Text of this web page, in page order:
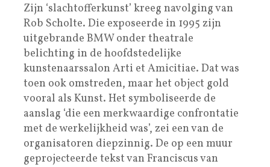
Zijn ‘slachtofferkunst’ kreeg navolging van
Rob Scholte. Die exposeerde in 1995 zijn
uitgebrande BMW onder theatrale
belichting in de hoofdstedelijke
kunstenaarssalon Arti et Amicitiae. Dat was
toen ook omstreden, maar het object gold
vooral als Kunst. Het symboliseerde de
aanslag ‘die een merkwaardige confrontatie
met de werkelijkheid was’, zei een van de
organisatoren diepzinnig. De op een muur
geprojecteerde tekst van Franciscus van